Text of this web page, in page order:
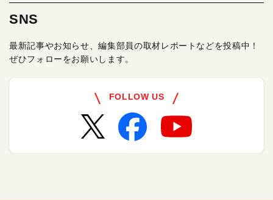
SNS
最新記事やお知らせ、編集部員の取材レポートなどを投稿中！
ぜひフォローをお願いします。
FOLLOW US